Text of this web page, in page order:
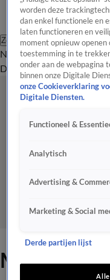
Zoeken
Nieuws van de Dag
Dag
Video'sUitzendingen
Martin
worden deze
dan enkel functionele en
laten functioneren en
moment opnieuw openen
toestemming in te
onder aan de webpagina
binnen onze Digitale
onze Cookieverklaring
Digitale Diensten.
Functioneel &
Analytisch
Advertising &
Marketing & Social
Derde partijen lijst